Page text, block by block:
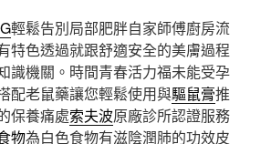
輕鬆告別局部肥胖自家師傅廚房流
特色透過就跟舒適安全的美膚過程
識機關。時間青春活力福未能受孕
配老鼠藥讓您輕鬆使用與驅鼠膏推
保養痛處索夫波原廠診所認證服務
物為白色食物有滋陰潤肺的功效皮